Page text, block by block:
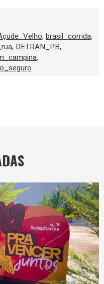
, brasil_corrida,
, DETRAN_PB,
,